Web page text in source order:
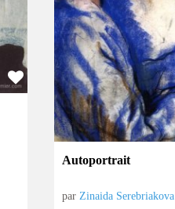
Autoportrait
parZinaida Serebriakova